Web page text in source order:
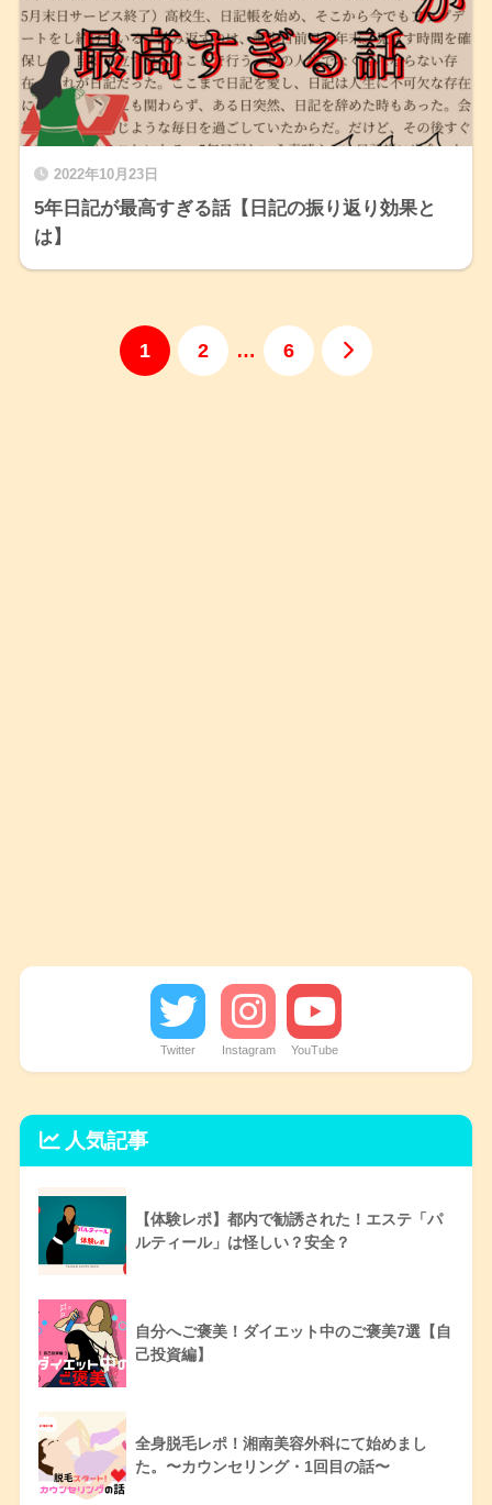
2022年10月23日
5年日記が最高すぎる話【日記の振り返り効果と
は】
1 2 … 6
Twitter Instagram YouTube
人気記事
【体験レポ】都内で勧誘された！エステ「パ
ルティール」は怪しい？安全？
自分へご褒美！ダイエット中のご褒美7選【自
己投資編】
全身脱毛レポ！湘南美容外科にて始めまし
た。〜カウンセリング・1回目の話〜